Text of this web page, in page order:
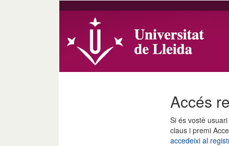
Accés
Si és vostè
claus i premi
accedeixi al